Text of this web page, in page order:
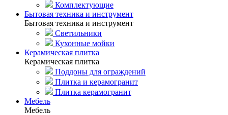
Комплектующие
Бытовая техника и инструмент
Бытовая техника и инструмент
Светильники
Кухонные мойки
Керамическая плитка
Керамическая плитка
Поддоны для ограждений
Плитка и керамогранит
Плитка керамогранит
Мебель
Мебель